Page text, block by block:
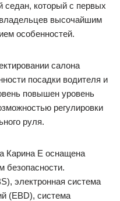
седан, который с первых
высочайшим
особенностей.
салона
посадки водителя и
повышен уровень
регулировки
руля.
Карина Е оснащена
безопасности.
электронная система
(EBD), система